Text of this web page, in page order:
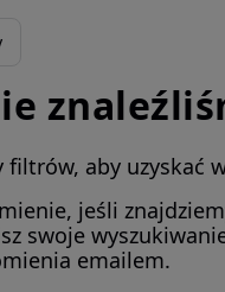
aby uzyskać
jeśli
swoje
emailem.